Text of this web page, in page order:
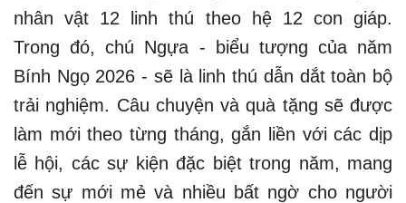
nhân vật 12 linh thú theo hệ 12 con giáp.
Trong đó, chú Ngựa - biểu tượng của năm
Bính Ngọ 2026 - sẽ là linh thú dẫn dắt toàn bộ
trải nghiệm. Câu chuyện và quà tặng sẽ được
làm mới theo từng tháng, gắn liền với các dịp
lễ hội, các sự kiện đặc biệt trong năm, mang
đến sự mới mẻ và nhiều bất ngờ cho người